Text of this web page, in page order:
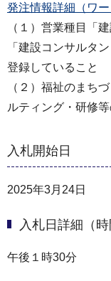
発注情報詳細（ワー
（１）営業種目「
「建設コンサルタ
登録していること
（２）福祉のまち
ルティング・研修
入札開始日
2025年3月24日
入札日詳細（時
午後１時30分